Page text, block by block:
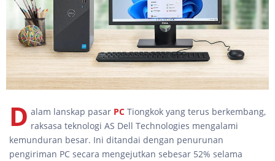
D alam lanskap pasar PC Tiongkok yang terus berkembang,
raksasa teknologi AS Dell Technologies mengalami
kemunduran besar. Ini ditandai dengan penurunan
pengiriman PC secara mengejutkan sebesar 52% selama